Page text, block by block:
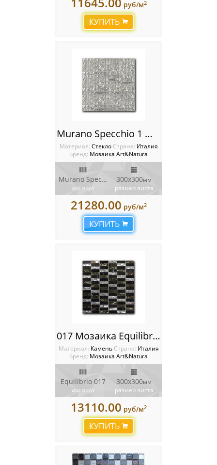
руб/м2
КУПИТЬ
Murano Specchio 1 Мозаика Art Natura
Материал: Стекло Cтрана: Италия
Бренд: Мозаика Art&Natura
Murano Specchio 1
артикул
300x300мм
размер листа
21280.00 руб/м2
КУПИТЬ
017 Мозаика Equilibrio
Материал: Камень Cтрана: Италия
Бренд: Мозаика Art&Natura
Equilibrio 017
артикул
300x300мм
размер листа
13110.00 руб/м2
КУПИТЬ